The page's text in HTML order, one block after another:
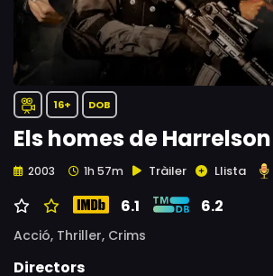
16+ DOB
Els homes de Harrelson
2003 1h 57m Tràiler Llista
6.1 6.2
Acció, Thriller, Crims
Directors